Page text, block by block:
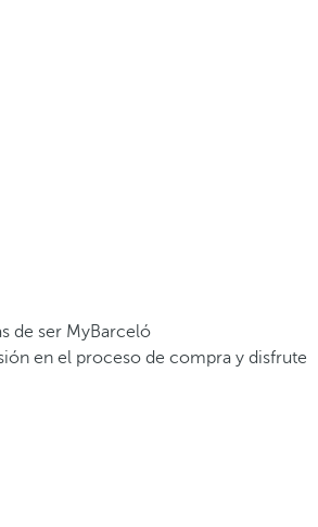
de ser MyBarceló
en el proceso de compra y disfrute